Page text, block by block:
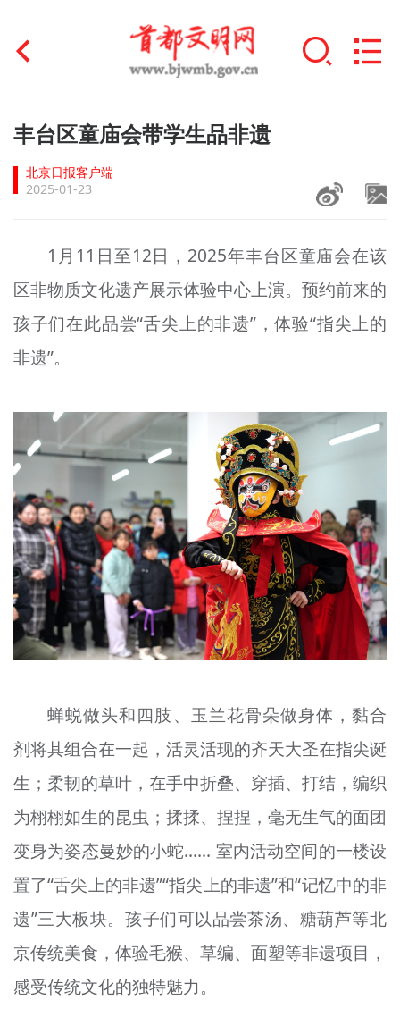
首页
文明创建
文明培育
+
未成年人思想道德建设
榜样人物
+
文明评论
北京宣传文化引导基金
宣传思想文化人才
专题
资料库
+
丰台区童庙会带学生品非遗
北京日报客户端
2025-01-23
1月11日至12日，2025年丰台区童庙会在该
区非物质文化遗产展示体验中心上演。预约前来的
孩子们在此品尝“舌尖上的非遗”，体验“指尖上的
非遗”。
蝉蜕做头和四肢、玉兰花骨朵做身体，黏合
剂将其组合在一起，活灵活现的齐天大圣在指尖诞
生；柔韧的草叶，在手中折叠、穿插、打结，编织
为栩栩如生的昆虫；揉揉、捏捏，毫无生气的面团
变身为姿态曼妙的小蛇…… 室内活动空间的一楼设
置了“舌尖上的非遗”“指尖上的非遗”和“记忆中的非
遗”三大板块。孩子们可以品尝茶汤、糖葫芦等北
京传统美食，体验毛猴、草编、面塑等非遗项目，
感受传统文化的独特魅力。